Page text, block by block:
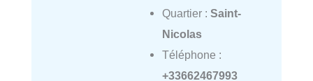
Quartier : Saint-
Nicolas
Téléphone :
+33662467993